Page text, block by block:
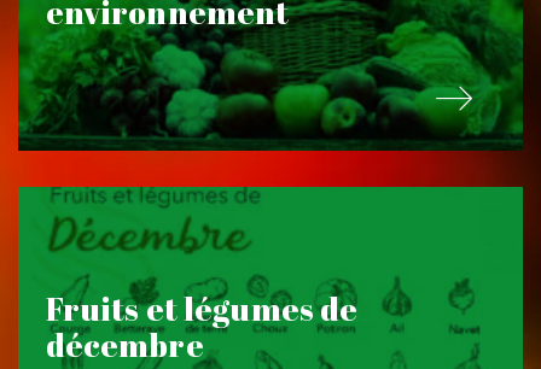
environnement
Fruits et légumes de
décembre